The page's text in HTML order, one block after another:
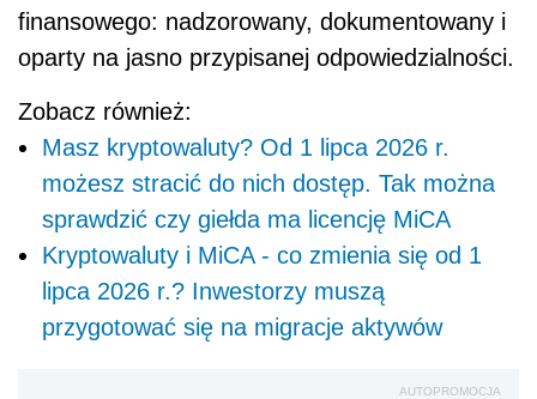
finansowego: nadzorowany, dokumentowany i
oparty na jasno przypisanej odpowiedzialności.
Zobacz również:
Masz kryptowaluty? Od 1 lipca 2026 r.
możesz stracić do nich dostęp. Tak można
sprawdzić czy giełda ma licencję MiCA
Kryptowaluty i MiCA - co zmienia się od 1
lipca 2026 r.? Inwestorzy muszą
przygotować się na migracje aktywów
AUTOPROMOCJA